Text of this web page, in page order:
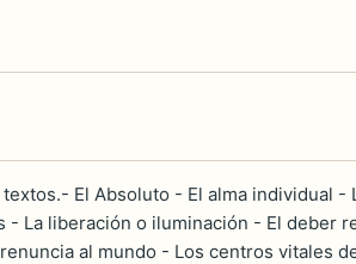
El Absoluto - El alma individual -
- La liberación o iluminación - El deber
al mundo - Los centros vitales